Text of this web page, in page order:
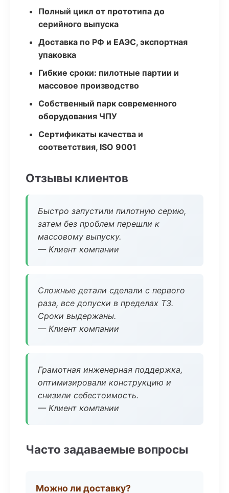
Полный цикл от прототипа до
серийного выпуска
Доставка по РФ и ЕАЭС, экспортная
упаковка
Гибкие сроки: пилотные партии и
массовое производство
Собственный парк современного
оборудования ЧПУ
Сертификаты качества и
соответствия, ISO 9001
Отзывы клиентов
Быстро запустили пилотную серию,
затем без проблем перешли к
массовому выпуску.
— Клиент компании
Сложные детали сделали с первого
раза, все допуски в пределах ТЗ.
Сроки выдержаны.
— Клиент компании
Грамотная инженерная поддержка,
оптимизировали конструкцию и
снизили себестоимость.
— Клиент компании
Часто задаваемые вопросы
Можно ли доставку?